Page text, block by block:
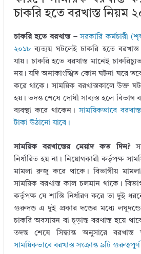
k
চাকরি হতে বরখাস্ত নিয়ম
চাকরি হতে বরখাস্ত – সরকারি কর্মচারী
২০১৮ব্যত্যয় ঘটলেই চাকরি হতে বরখাস্ত
যায়। চাকরি হতে বরখাস্ত মানেই
নয়। যদি অনাকাংঙ্খিত কোন ঘটনা ঘরে
করে থাকে। সাময়িক বরখাস্তকালে উক্ত
হয়। তদন্ত শেষে দোষী সাব্যস্ত হলে বিভাগ
ব্যবস্থা করে থাকেন।সাময়িকভাবে
টাকা উঠানো যাবে।
সাময়িক বরখাস্তের মেয়াদ কত দিন?
নির্ধারিত হয় না। নিয়োগকারী কর্তৃপক্ষ
মামলা রুজু করে থাকে। বিভাগীয় মামলা
সাময়িক বরখাস্ত কাল চলমান থাকে।
কর্তৃপক্ষ যে শাস্তি নির্ধারণ করে তা দুই
গুরুদন্ড এ দুই প্রকার দন্ডের মধ্যে
চাকরি অবসায়ন বা চূড়ান্ত বরখাস্ত হয়ে
তদন্ত শেষে সিদ্ধান্ত অনুসারে
সাময়িকভাবে বরখাস্ত সংক্রান্ত ৯টি গুরুত্বপূর্ণ